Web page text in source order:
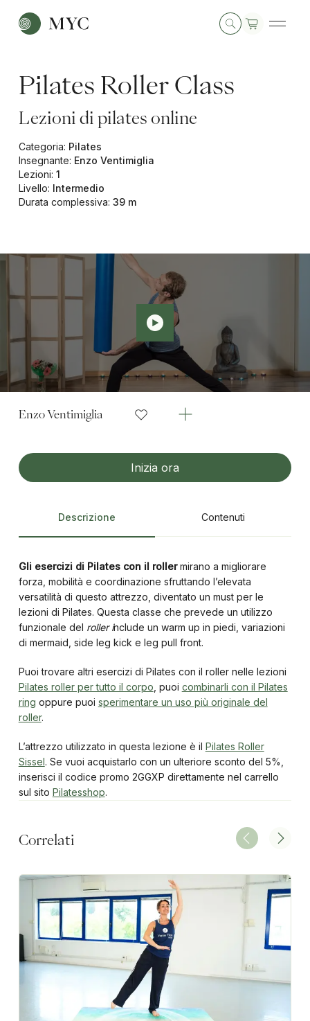
Pilates Roller Class
Lezioni di pilates online
Categoria: Pilates
Insegnante: Enzo Ventimiglia
Lezioni: 1
Livello: Intermedio
Durata complessiva: 39 m
Enzo Ventimiglia
Inizia ora
Descrizione Contenuti
Gli esercizi di Pilates con il rollermirano a migliorare
forza, mobilità e coordinazione sfruttando l’elevata
versatilità di questo attrezzo, diventato un must per le
lezioni di Pilates. Questa classe che prevede un utilizzo
funzionale del roller include un warm up in piedi, variazioni
di mermaid, side leg kick e leg pull front.
Puoi trovare altri esercizi di Pilates con il roller nelle lezioni
Pilates roller per tutto il corpo , puoi combinarli con il Pilates
ring oppure puoi sperimentare un uso più originale del
roller.
L’attrezzo utilizzato in questa lezione è il Pilates Roller
Sissel. Se vuoi acquistarlo con un ulteriore sconto del 5%,
inserisci il codice promo 2GGXP direttamente nel carrello
sul sito Pilatesshop.
Correlati